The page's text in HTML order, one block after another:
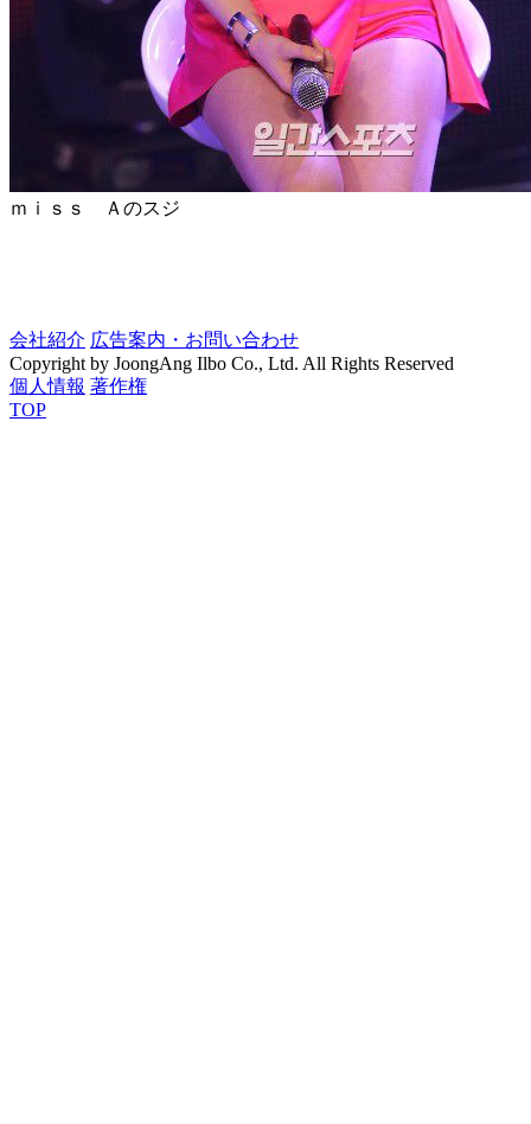
ｍｉｓｓ Ａのスジ
会社紹介 広告案内・お問い合わせ
Copyright by JoongAng Ilbo Co., Ltd. All Rights Reserved
個人情報 著作権
TOP